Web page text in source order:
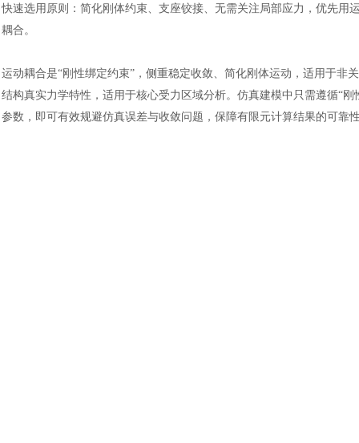
快速选用原则：简化刚体约束、支座铰接、无需关注局部应力，优先
耦合。
运动耦合是“刚性绑定约束”，侧重稳定收敛、简化刚体运动，适用于非
结构真实力学特性，适用于核心受力区域分析。仿真建模中只需遵循“
参数，即可有效规避仿真误差与收敛问题，保障有限元计算结果的可靠